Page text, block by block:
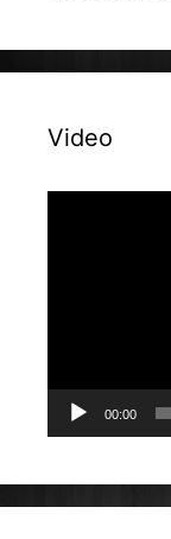
Video
00:00